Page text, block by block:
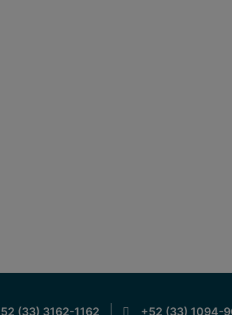
(33) 3162-1162 +52 (33) 1094-